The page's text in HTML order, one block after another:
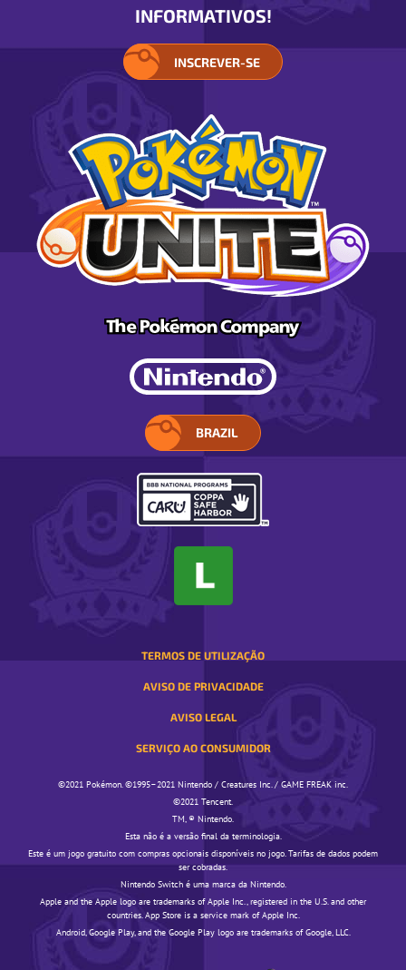
INFORMATIVOS!
INSCREVER-SE
SELECIONE
A
SUA
REGIÃO.
ABRE
UMA
BRAZIL
TERMOS DE UTILIZAÇÃO
AVISO DE PRIVACIDADE
AVISO LEGAL
SERVIÇO AO CONSUMIDOR
©️️️2021 Pokémon. ©️️️1995–2021 Nintendo / Creatures Inc. / GAME FREAK inc.
©️️️2021 Tencent.
TM, ® Nintendo.
Esta não é a versão final da terminologia.
Este é um jogo gratuito com compras opcionais disponíveis no jogo. Tarifas de dados podem
ser cobradas.
Nintendo Switch é uma marca da Nintendo.
Apple and the Apple logo are trademarks of Apple Inc., registered in the U.S. and other
countries. App Store is a service mark of Apple Inc.
Android, Google Play, and the Google Play logo are trademarks of Google, LLC.